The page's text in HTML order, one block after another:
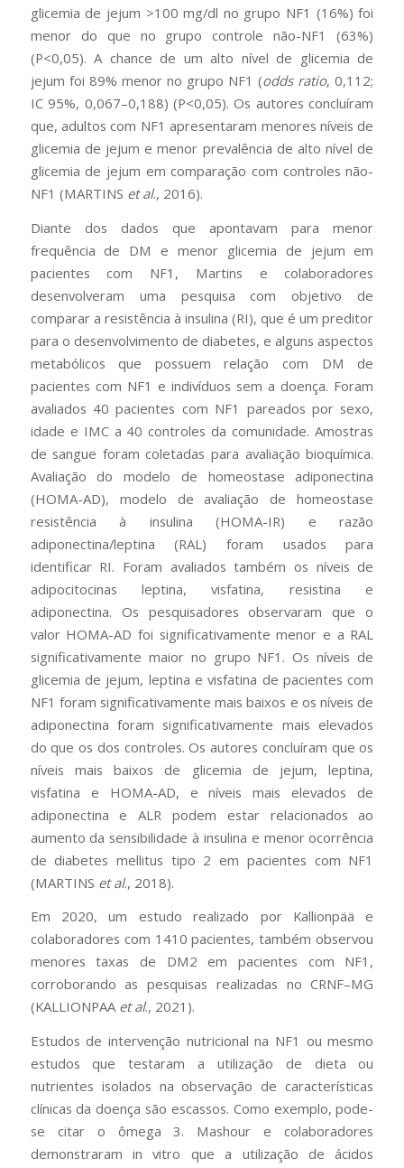
glicemia de jejum >100 mg/dl no grupo NF1 (16%) foi
menor do que no grupo controle não-NF1 (63%)
(P<0,05). A chance de um alto nível de glicemia de
jejum foi 89% menor no grupo NF1 (odds ratio, 0,112;
IC 95%, 0,067–0,188) (P<0,05). Os autores concluíram
que, adultos com NF1 apresentaram menores níveis de
glicemia de jejum e menor prevalência de alto nível de
glicemia de jejum em comparação com controles não-
NF1 (MARTINS et al., 2016).
Diante dos dados que apontavam para menor
frequência de DM e menor glicemia de jejum em
pacientes com NF1, Martins e colaboradores
desenvolveram uma pesquisa com objetivo de
comparar a resistência à insulina (RI), que é um preditor
para o desenvolvimento de diabetes, e alguns aspectos
metabólicos que possuem relação com DM de
pacientes com NF1 e indivíduos sem a doença. Foram
avaliados 40 pacientes com NF1 pareados por sexo,
idade e IMC a 40 controles da comunidade. Amostras
de sangue foram coletadas para avaliação bioquímica.
Avaliação do modelo de homeostase adiponectina
(HOMA-AD), modelo de avaliação de homeostase
resistência à insulina (HOMA-IR) e razão
adiponectina/leptina (RAL) foram usados ​​para
identificar RI. Foram avaliados também os níveis de
adipocitocinas leptina, visfatina, resistina e
adiponectina. Os pesquisadores observaram que o
valor HOMA-AD foi significativamente menor e a RAL
significativamente maior no grupo NF1. Os níveis de
glicemia de jejum, leptina e visfatina de pacientes com
NF1 foram significativamente mais baixos e os níveis de
adiponectina foram significativamente mais elevados
do que os dos controles. Os autores concluíram que os
níveis mais baixos de glicemia de jejum, leptina,
visfatina e HOMA-AD, e níveis mais elevados de
adiponectina e ALR podem estar relacionados ao
aumento da sensibilidade à insulina e menor ocorrência
de diabetes mellitus tipo 2 em pacientes com NF1
(MARTINS et al., 2018).
Em 2020, um estudo realizado por Kallionpää e
colaboradores com 1410 pacientes, também observou
menores taxas de DM2 em pacientes com NF1,
corroborando as pesquisas realizadas no CRNF–MG
(KALLIONPAA et al., 2021).
Estudos de intervenção nutricional na NF1 ou mesmo
estudos que testaram a utilização de dieta ou
nutrientes isolados na observação de características
clínicas da doença são escassos. Como exemplo, pode-
se citar o ômega 3. Mashour e colaboradores
demonstraram in vitro que a utilização de ácidos